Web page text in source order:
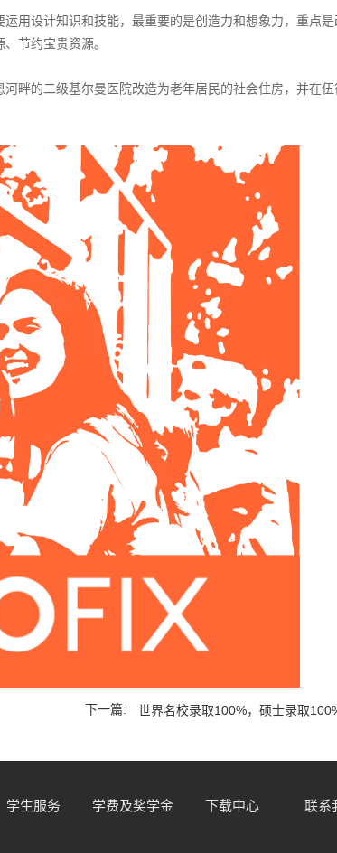
用设计知识和技能，最重要的是创造力和想象力，重点
节约宝贵资源。
畔的二级基尔曼医院改造为老年居民的社会住房，并在
下一篇: 世界名校录取100%，硕士录取
学生服务 学费及奖学金 下载中心 联系